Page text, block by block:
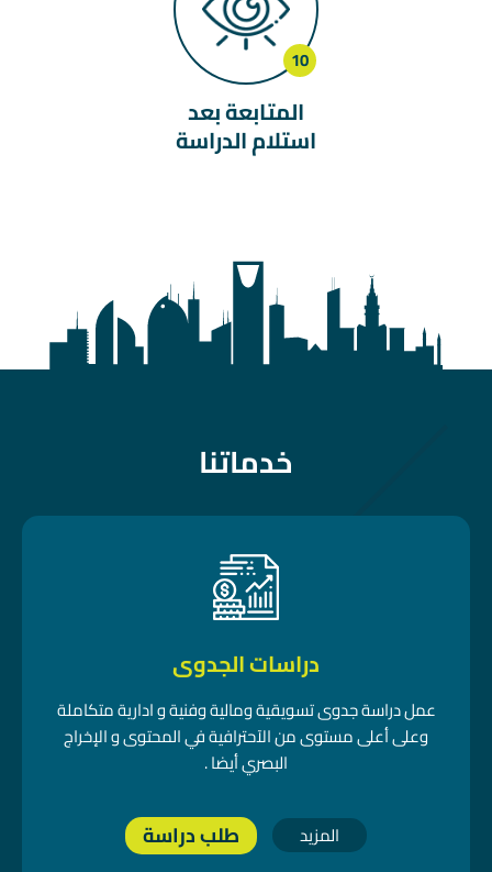
المتابعة بعد
استلام الدراسة
خدماتنا
دراسات الجدوى
عمل دراسة جدوى تسويقية ومالية وفنية و ادارية متكاملة
وعلى أعلى مستوى من الآحترافية في المحتوى و الإخراج
البصري أيضا .
المزيد طلب دراسة